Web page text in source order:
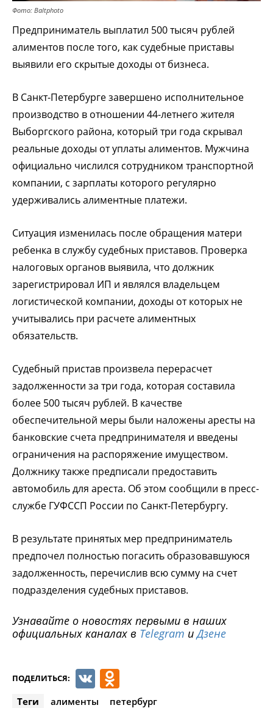
Фото: Baltphoto
Предприниматель выплатил 500 тысяч рублей
алиментов после того, как судебные приставы
выявили его скрытые доходы от бизнеса.
В Санкт-Петербурге завершено исполнительное
производство в отношении 44-летнего жителя
Выборгского района, который три года скрывал
реальные доходы от уплаты алиментов. Мужчина
официально числился сотрудником транспортной
компании, с зарплаты которого регулярно
удерживались алиментные платежи.
Ситуация изменилась после обращения матери
ребенка в службу судебных приставов. Проверка
налоговых органов выявила, что должник
зарегистрировал ИП и являлся владельцем
логистической компании, доходы от которых не
учитывались при расчете алиментных
обязательств.
Судебный пристав произвела перерасчет
задолженности за три года, которая составила
более 500 тысяч рублей. В качестве
обеспечительной меры были наложены аресты на
банковские счета предпринимателя и введены
ограничения на распоряжение имуществом.
Должнику также предписали предоставить
автомобиль для ареста. Об этом сообщили в пресс-
службе ГУФССП России по Санкт-Петербургу.
В результате принятых мер предприниматель
предпочел полностью погасить образовавшуюся
задолженность, перечислив всю сумму на счет
подразделения судебных приставов.
Узнавайте о новостях первыми в наших
официальных каналах в Telegram иДзене
ПОДЕЛИТЬСЯ: VK
Теги алименты
петербург